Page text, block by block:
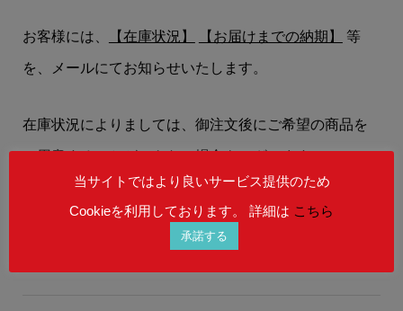
お客様には、 【在庫状況】 【お届けまでの納期】 等
を、メールにてお知らせいたします。
在庫状況によりましては、御注文後にご希望の商品を
ご用意することができない場合もございます。
予めご理解を賜りますよう、何卒お願い申し上げま
当サイトではより良いサービス提供のため
Cookieを利用しております。 詳細は こちら
承諾する